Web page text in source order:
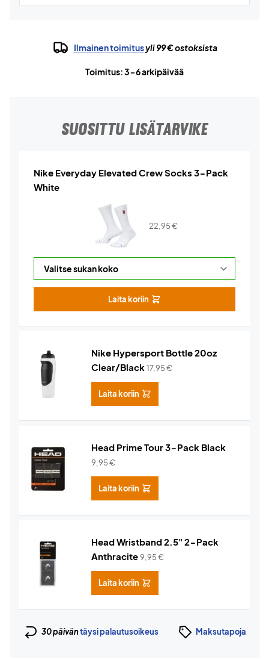
Ilmainen toimitusyli 99 € ostoksista
Toimitus: 3-6 arkipäivää
SUOSITTU LISÄTARVIKE
Nike Everyday Elevated Crew Socks 3-Pack
White
22,95€
Laita koriin
Nike Hypersport Bottle 20oz
Clear/Black17,95€
Laita koriin
Head Prime Tour 3-Pack Black
9,95€
Laita koriin
Head Wristband 2.5" 2-Pack
Anthracite9,95€
Laita koriin
30 päiväntäysi palautusoikeus Maksutapoja